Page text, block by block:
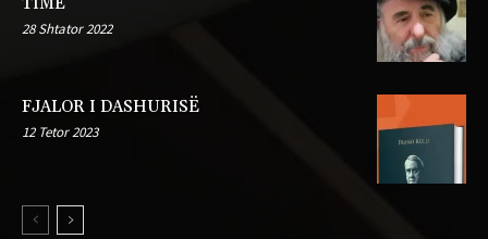
28 Shtator 2022
FJALOR I DASHURISË
12 Tetor 2023